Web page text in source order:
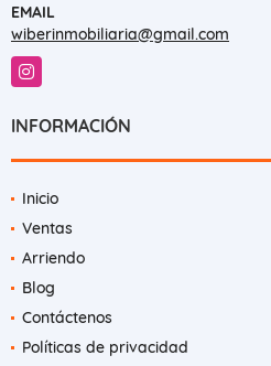
EMAIL
wiberinmobiliaria@gmail.com
Instagram
INFORMACIÓN
Inicio
Ventas
Arriendo
Blog
Contáctenos
Políticas de privacidad